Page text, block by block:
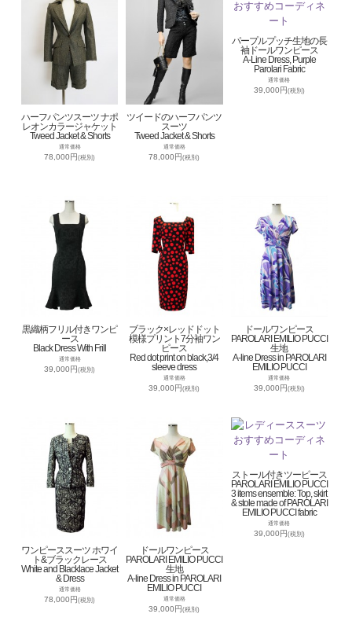
ハーフパンツスーツ ナポ
レオンカラージャケット
Tweed Jacket & Shorts
通常価格
78,000円(税別)
ツイードのハーフパンツ
スーツ
Tweed Jacket & Shorts
通常価格
78,000円(税別)
パープルプッチ生地の長
袖ドールワンピース
A-Line Dress, Purple
Parolari Fabric
通常価格
39,000円 (税別)
黒織柄フリル付きワンピ
ース
Black Dress With Frill
通常価格
39,000円(税別)
ブラック×レッドドット
模様プリント7分袖ワン
ピース
Red dot print on black,3/4
sleeve dress
通常価格
39,000円(税別)
ドールワンピース
PAROLARI EMILIO PUCCI
生地
A-line Dress in PAROLARI
EMILIO PUCCI
通常価格
39,000円(税別)
ワンピーススーツ ホワイ
ト&ブラックレース
White and Blacklace Jacket
& Dress
通常価格
78,000円(税別)
ドールワンピース
PAROLARI EMILIO PUCCI
生地
A-line Dress in PAROLARI
EMILIO PUCCI
通常価格
39,000円(税別)
ストール付きツーピース
PAROLARI EMILIO PUCCI
3 items ensemble: Top, skirt
& stole made of PAROLARI
EMILIO PUCCI fabric
通常価格
39,000円(税別)